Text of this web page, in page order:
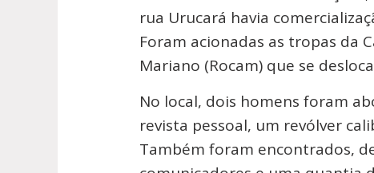
rua Urucará havia
Foram acionadas as tropas da
Mariano (Rocam) que se
No local, dois homens foram
revista pessoal, um revólver
Também foram encontrados,